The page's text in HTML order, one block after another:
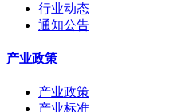
行业动态
通知公告
产业政策
产业政策
产业标准